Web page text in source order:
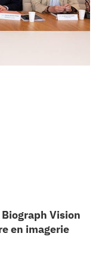
Biograph Vision
en imagerie